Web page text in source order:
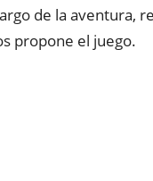
de la aventura,
propone el juego.